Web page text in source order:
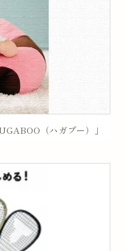
（ハガブー）」